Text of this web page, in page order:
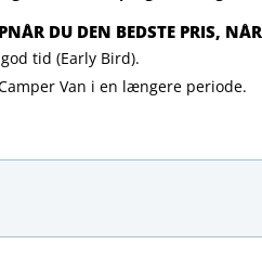
DU DEN BEDSTE PRIS,
tid (Early Bird).
Van i en længere periode.